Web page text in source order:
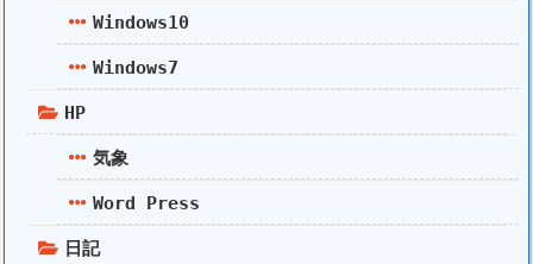
Windows10
Windows7
HP
気象
Word Press
日記